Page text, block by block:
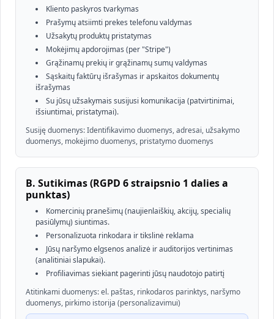
Kliento paskyros tvarkymas
Prašymų atsiimti prekes telefonu valdymas
Užsakytų produktų pristatymas
Mokėjimų apdorojimas (per "Stripe")
Grąžinamų prekių ir grąžinamų sumų valdymas
Sąskaitų faktūrų išrašymas ir apskaitos dokumentų
išrašymas
Su jūsų užsakymais susijusi komunikacija (patvirtinimai,
išsiuntimai, pristatymai).
Susiję duomenys: Identifikavimo duomenys, adresai, užsakymo
duomenys, mokėjimo duomenys, pristatymo duomenys
B. Sutikimas (RGPD 6 straipsnio 1 dalies a
punktas)
Komercinių pranešimų (naujienlaiškių, akcijų, specialių
pasiūlymų) siuntimas.
Personalizuota rinkodara ir tikslinė reklama
Jūsų naršymo elgsenos analizė ir auditorijos vertinimas
(analitiniai slapukai).
Profiliavimas siekiant pagerinti jūsų naudotojo patirtį
Atitinkami duomenys: el. paštas, rinkodaros parinktys, naršymo
duomenys, pirkimo istorija (personalizavimui)